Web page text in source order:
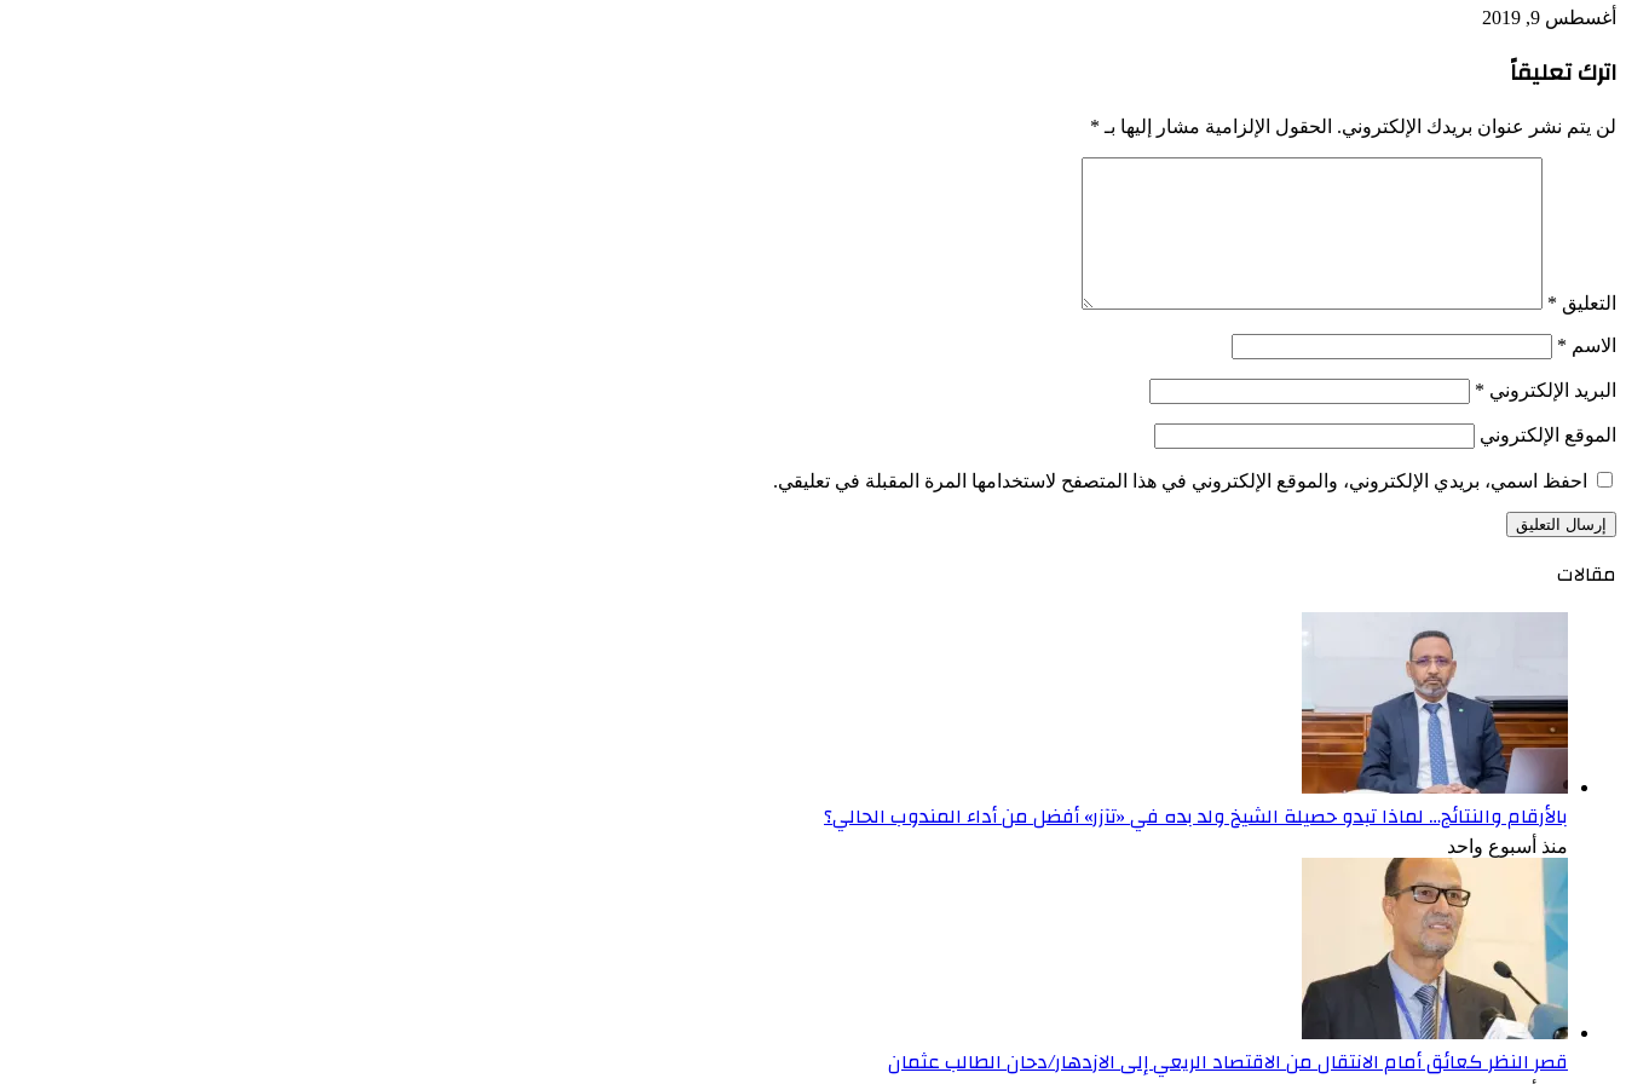
أغسطس 9, 2019
اترك تعليقاً
لن يتم نشر عنوان بريدك الإلكتروني. الحقول الإلزامية مشار إليها بـ *
التعليق *
الاسم *
البريد الإلكتروني *
الموقع الإلكتروني
احفظ اسمي، بريدي الإلكتروني، والموقع الإلكتروني في هذا المتصفح لاستخدامها المرة المقبلة في تعليقي.
مقالات
بالأرقام والنتائج… لماذا تبدو حصيلة الشيخ ولد بده في «تآزر» أفضل من أداء المندوب الحالي؟
منذ أسبوع واحد
قصر النظر كعائق أمام الانتقال من الاقتصاد الريعي إلى الازدهار/دحان الطالب عثمان